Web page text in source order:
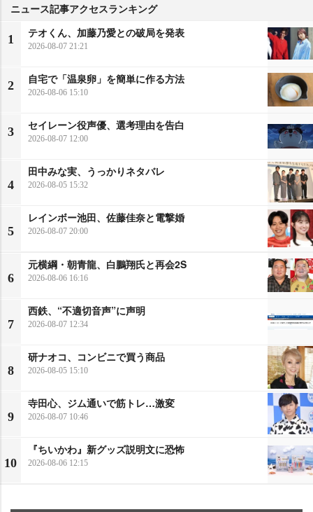
ニュース記事アクセスランキング
1
テオくん、加藤乃愛との破局を発表
2026-08-07 21:21
2
自宅で「温泉卵」を簡単に作る方法
2026-08-06 15:10
3
セイレーン役声優、選考理由を告白
2026-08-07 12:00
4
田中みな実、うっかりネタバレ
2026-08-05 15:32
5
レインボー池田、佐藤佳奈と電撃婚
2026-08-07 20:00
6
元横綱・朝青龍、白鵬翔氏と再会2S
2026-08-06 16:16
7
西鉄、“不適切音声”に声明
2026-08-07 12:34
8
研ナオコ、コンビニで買う商品
2026-08-05 15:10
9
寺田心、ジム通いで筋トレ…激変
2026-08-07 10:46
10
『ちいかわ』新グッズ説明文に恐怖
2026-08-06 12:15